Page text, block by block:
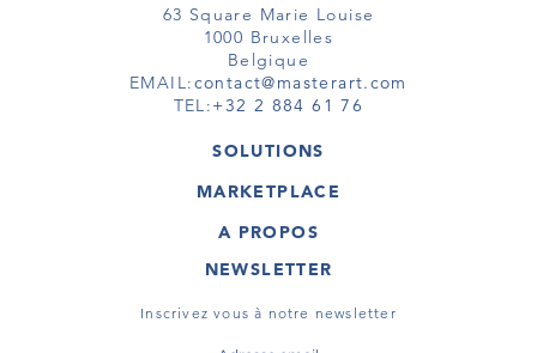
63 Square Marie Louise
1000 Bruxelles
Belgique
EMAIL:contact@masterart.com
TEL:+32 2 884 61 76
SOLUTIONS
GALERIE
ARTISTE
TOUR VIRTUEL
MARKETPLACE
OEUVRES D'ART
TOURS VIRTUELS
A PROPOS
MASTERART
CONDITIONS GÉNÉRALES
NEWSLETTER
Inscrivez vous à notre newsletter